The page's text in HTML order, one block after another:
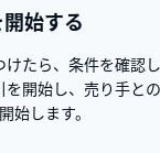
始する
たら、条件を確認
を開始し、売り手と
始します。